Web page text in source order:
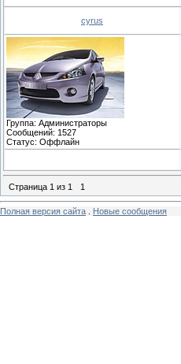
cyrus
Группа: Администраторы
Сообщений: 1527
Статус: Оффлайн
Страница 1 из 1 1
Полная версия сайта Новые сообщения